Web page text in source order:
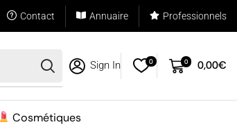
Contact Annuaire Professionnels
Sign In 0 0 0,00€
Cosmétiques